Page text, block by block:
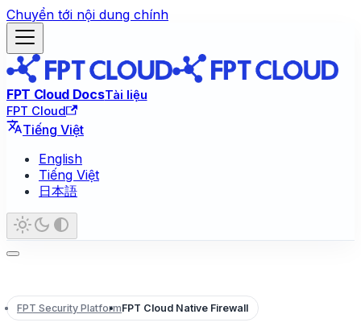
Chuyển tới nội dung chính
FPT Cloud DocsTài liệu
FPT Cloud
Tiếng Việt
English
Tiếng Việt
日本語
FPT Security PlatformFPT Cloud Native Firewall